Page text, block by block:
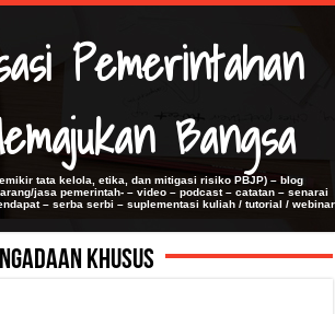
Pemerintahan
Bangsa
tata kelola, etika, dan mitigasi risiko PBJP) – blog
jasa pemerintah- – video – podcast – catatan – senarai
– serba serbi – suplementasi kuliah / tutorial / webinar
Khusus